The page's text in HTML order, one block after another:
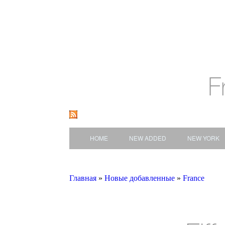
HOME NEW ADDED NEW YORK
Главная » Новые добавленные » France